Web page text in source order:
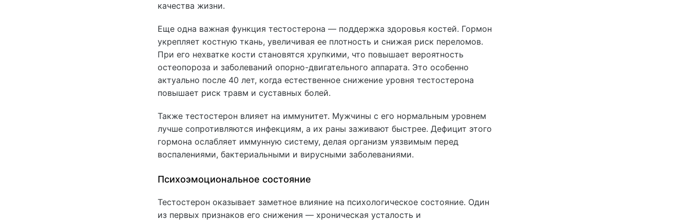
качества жизни.
Еще одна важная функция тестостерона — поддержка здоровья костей. Гормон
укрепляет костную ткань, увеличивая ее плотность и снижая риск переломов.
При его нехватке кости становятся хрупкими, что повышает вероятность
остеопороза и заболеваний опорно-двигательного аппарата. Это особенно
актуально после 40 лет, когда естественное снижение уровня тестостерона
повышает риск травм и суставных болей.
Также тестостерон влияет на иммунитет. Мужчины с его нормальным уровнем
лучше сопротивляются инфекциям, а их раны заживают быстрее. Дефицит этого
гормона ослабляет иммунную систему, делая организм уязвимым перед
воспалениями, бактериальными и вирусными заболеваниями.
Психоэмоциональное состояние
Тестостерон оказывает заметное влияние на психологическое состояние. Один
из первых признаков его снижения — хроническая усталость и